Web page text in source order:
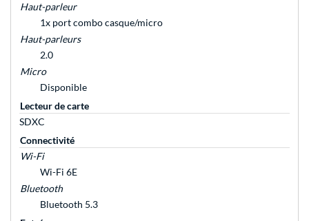
Haut-parleur
1x port combo casque/micro
Haut-parleurs
2.0
Micro
Disponible
Lecteur de carte
SDXC
Connectivité
Wi-Fi
Wi-Fi 6E
Bluetooth
Bluetooth 5.3